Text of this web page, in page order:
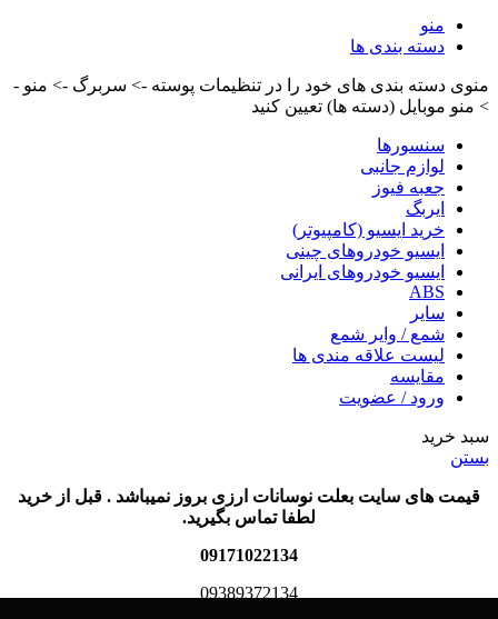
منو
دسته بندی ها
منوی دسته بندی های خود را در تنظیمات پوسته -> سربرگ -> منو -
> منو موبایل (دسته ها) تعیین کنید
سنسورها
لوازم جانبی
جعبه فیوز
ایربگ
خرید ایسیو (کامپیوتر)
ایسیو خودروهای چینی
ایسیو خودروهای ایرانی
ABS
سایر
شمع / وایر شمع
لیست علاقه مندی ها
مقایسه
ورود / عضویت
سبد خرید
بستن
قیمت های سایت بعلت نوسانات ارزی بروز نمیباشد . قبل از خرید
لطفا تماس بگیرید.
09171022134
09389372134